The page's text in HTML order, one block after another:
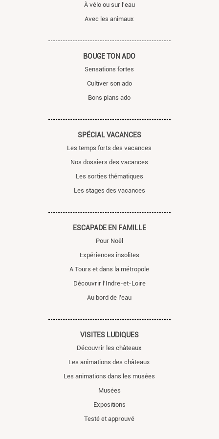
À vélo ou sur l'eau
Avec les animaux
BOUGE TON ADO
Sensations fortes
Cultiver son ado
Bons plans ado
SPÉCIAL VACANCES
Les temps forts des vacances
Nos dossiers des vacances
Les sorties thématiques
Les stages des vacances
ESCAPADE EN FAMILLE
Pour Noël
Expériences insolites
A Tours et dans la métropole
Découvrir l'Indre-et-Loire
Au bord de l'eau
VISITES LUDIQUES
Découvrir les châteaux
Les animations des châteaux
Les animations dans les musées
Musées
Expositions
Testé et approuvé